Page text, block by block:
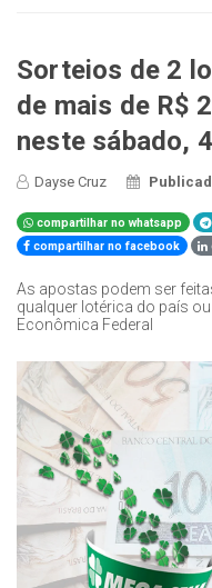
Sorteios de 2
de mais de R$
neste sábado, 4
Dayse Cruz
compartilhar no whatsapp
compartilhar no facebook
As apostas podem ser
qualquer lotérica do país
Econômica Federal